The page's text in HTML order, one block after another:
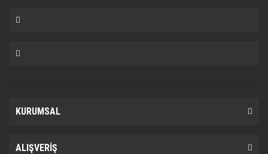
KURUMSAL
ALIŞVERİŞ